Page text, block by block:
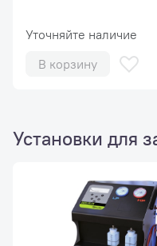
Уточняйте наличие
В корзину
Установки для